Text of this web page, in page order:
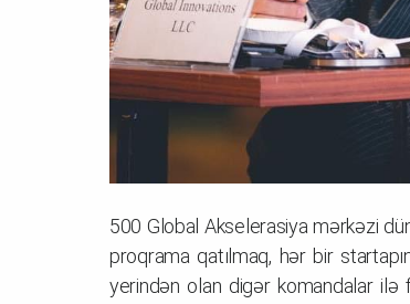
500 Global Akselerasiya mərkəzi
proqrama qatılmaq, hər bir
yerindən olan digər komandalar